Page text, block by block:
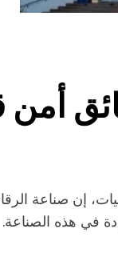
أمن
إن صناعة
في هذه الصناعة.